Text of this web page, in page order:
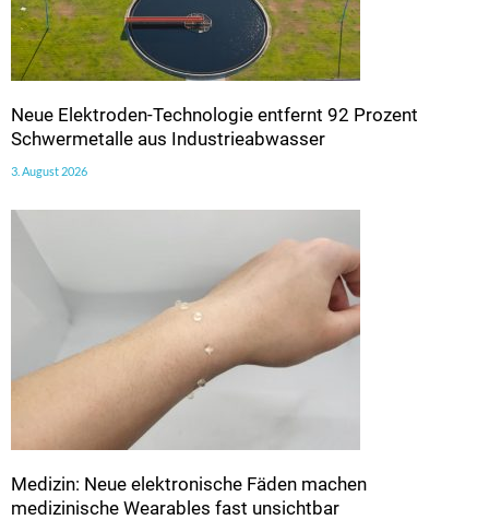
Neue Elektroden-Technologie entfernt 92 Prozent
Schwermetalle aus Industrieabwasser
3. August 2026
Medizin: Neue elektronische Fäden machen
medizinische Wearables fast unsichtbar